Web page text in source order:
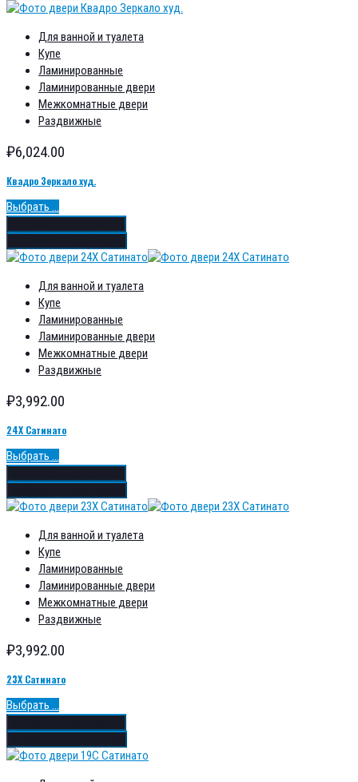
Для ванной и туалета
Купе
Ламинированные
Ламинированные двери
Межкомнатные двери
Раздвижные
₽6,024.00
Квадро Зеркало худ.
Выбрать ...
Для ванной и туалета
Купе
Ламинированные
Ламинированные двери
Межкомнатные двери
Раздвижные
₽3,992.00
24Х Сатинато
Выбрать ...
Для ванной и туалета
Купе
Ламинированные
Ламинированные двери
Межкомнатные двери
Раздвижные
₽3,992.00
23Х Сатинато
Выбрать ...